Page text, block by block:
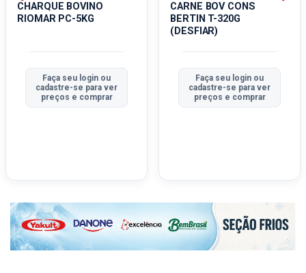
CHARQUE BOVINO
RIOMAR PC-5KG
Faça seu login ou
cadastre-se para ver
preços e comprar
CARNE BOV CONS
BERTIN T-320G
(DESFIAR)
Faça seu login ou
cadastre-se para ver
preços e comprar